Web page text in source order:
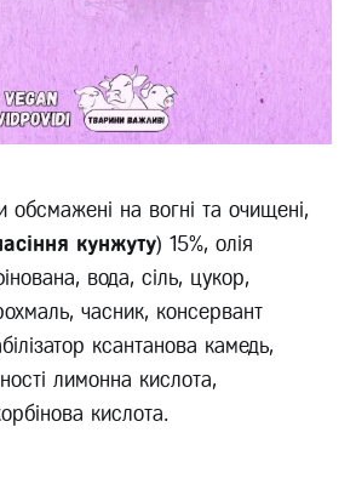
на вогні та очищені,
кунжуту) 15%, олія
вода, сіль, цукор,
часник, консервант
ксантанова камедь,
лимонна кислота,
кислота.